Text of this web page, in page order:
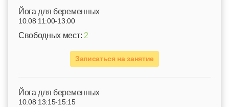
Йога для беременных
10.08 11:00-13:00
Свободных мест: 2
Записаться на занятие
Йога для беременных
10.08 13:15-15:15